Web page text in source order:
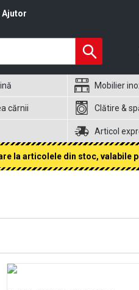
Ajutor
Mobilier
cărnii Clătire &
Articol
la articolele din stoc, valabile